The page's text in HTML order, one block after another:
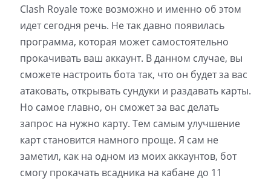
Clash Royale тоже возможно и именно об этом
идет сегодня речь. Не так давно появилась
программа, которая может самостоятельно
прокачивать ваш аккаунт. В данном случае, вы
сможете настроить бота так, что он будет за вас
атаковать, открывать сундуки и раздавать карты.
Но самое главно, он сможет за вас делать
запрос на нужно карту. Тем самым улучшение
карт становится намного проще. Я сам не
заметил, как на одном из моих аккаунтов, бот
смогу прокачать всадника на кабане до 11